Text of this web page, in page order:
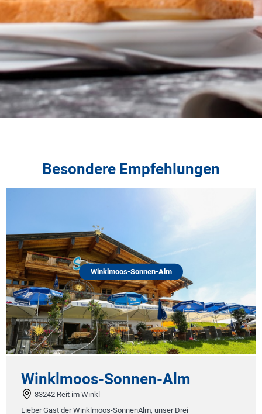
Besondere Empfehlungen
Winklmoos-Sonnen-Alm
Winklmoos-Sonnen-Alm
83242 Reit im Winkl
Lieber Gast der Winklmoos-SonnenAlm, unser Drei–